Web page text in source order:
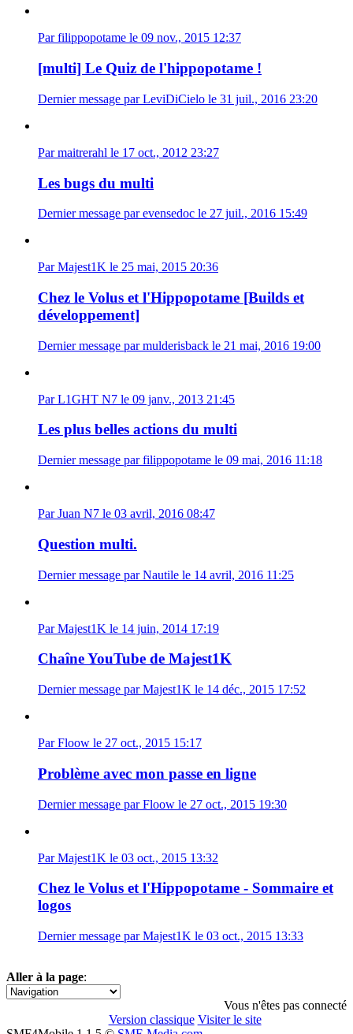
Par filippopotame le 09 nov., 2015 12:37
[multi] Le Quiz de l'hippopotame !
Dernier message par LeviDiCielo le 31 juil., 2016 23:20
Par maitrerahl le 17 oct., 2012 23:27
Les bugs du multi
Dernier message par evensedoc le 27 juil., 2016 15:49
Par Majest1K le 25 mai, 2015 20:36
Chez le Volus et l'Hippopotame [Builds et
développement]
Dernier message par mulderisback le 21 mai, 2016 19:00
Par L1GHT N7 le 09 janv., 2013 21:45
Les plus belles actions du multi
Dernier message par filippopotame le 09 mai, 2016 11:18
Par Juan N7 le 03 avril, 2016 08:47
Question multi.
Dernier message par Nautile le 14 avril, 2016 11:25
Par Majest1K le 14 juin, 2014 17:19
Chaîne YouTube de Majest1K
Dernier message par Majest1K le 14 déc., 2015 17:52
Par Floow le 27 oct., 2015 15:17
Problème avec mon passe en ligne
Dernier message par Floow le 27 oct., 2015 19:30
Par Majest1K le 03 oct., 2015 13:32
Chez le Volus et l'Hippopotame - Sommaire et
logos
Dernier message par Majest1K le 03 oct., 2015 13:33
Aller à la page:
1 2 3 4 5 6
Vous n'êtes pas connecté
Version classique Visiter le site